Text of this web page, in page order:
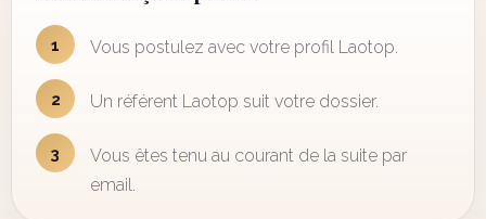
1 Vous postulez avec votre profil Laotop.
2 Un référent Laotop suit votre dossier.
3
Vous êtes tenu au courant de la suite par
email.